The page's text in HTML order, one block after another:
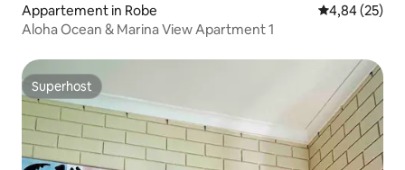
Appartement in Robe Gemiddelde
4,84 (25)
Aloha Ocean & Marina View Apartment 1
Superhost
Superhost